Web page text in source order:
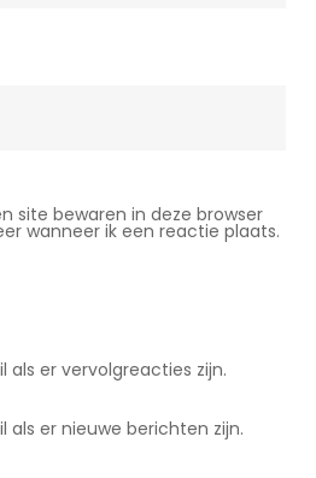
site bewaren in deze browser
wanneer ik een reactie plaats.
er vervolgreacties zijn.
er nieuwe berichten zijn.